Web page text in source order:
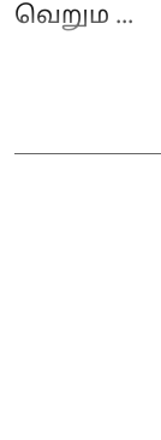
வெறும ...